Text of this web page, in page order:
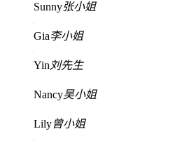
Sunny张小姐
Gia李小姐
Yin 刘先生
Nancy吴小姐
Lily曾小姐